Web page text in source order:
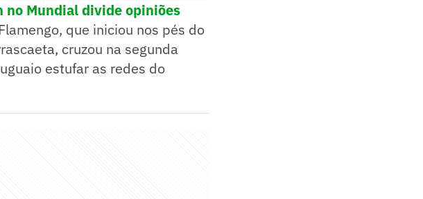
no Mundial divide opiniões
que iniciou nos pés do
cruzou na segunda
estufar as redes do